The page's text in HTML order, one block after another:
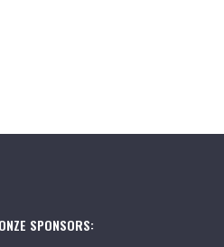
ONZE SPONSORS: